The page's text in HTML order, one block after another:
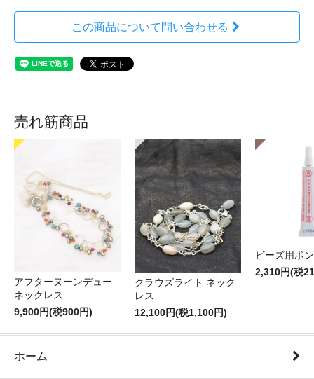
この商品について問い合わせる
売れ筋商品
アフターヌーンデュー
ネックレス
9,900円(税900円)
クラウズライト ネック
レス
12,100円(税1,100円)
ビーズ用ボ
2,310円(税
ホーム